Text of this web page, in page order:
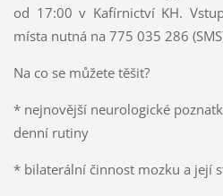
od 17:00 v Kafírnictví KH.
místa nutná na 775 035 286
Na co se můžete těšit?
* nejnovější neurologické
denní rutiny
* bilaterální činnost mozku a její